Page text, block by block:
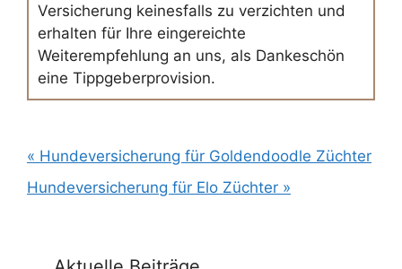
Versicherung keinesfalls zu verzichten und
erhalten für Ihre eingereichte
Weiterempfehlung an uns, als Dankeschön
eine Tippgeberprovision.
Beitragsnavigation
« Hundeversicherung für Goldendoodle Züchter
Hundeversicherung für Elo Züchter »